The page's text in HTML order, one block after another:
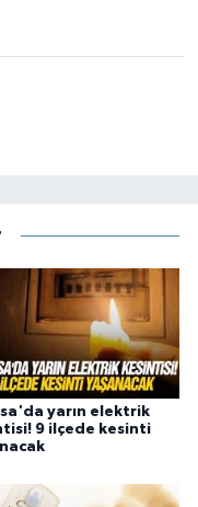
yarın elektrik
9 ilçede kesinti